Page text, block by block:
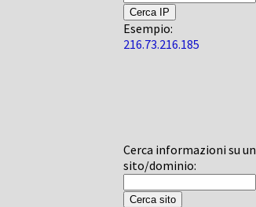
Esempio:
216.73.216.185
Cerca informazioni su un
sito/dominio: